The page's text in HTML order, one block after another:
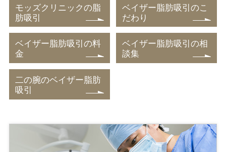
モッズクリニックの脂
肪吸引
ベイザー脂肪吸引のこ
だわり
ベイザー脂肪吸引の料
金
ベイザー脂肪吸引の相
談集
二の腕のベイザー脂肪
吸引